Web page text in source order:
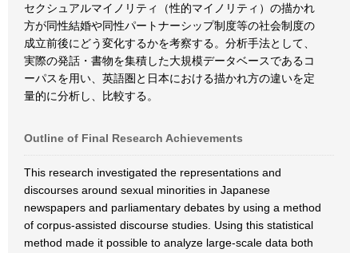
セクシュアルマイノリティ（性的マイノリティ）の描かれ
方が同性結婚や同性パートナーシップ制度等の社会制度の
成立前後にどう変化するかを考察する。分析手法として、
実際の発話・書物を集積した大規模データベースであるコ
ーパスを用い、英語圏と日本における描かれ方の違いを定
量的に分析し、比較する。
Outline of Final Research Achievements
This research investigated the representations and
discourses around sexual minorities in Japanese
newspapers and parliamentary debates by using a method
of corpus-assisted discourse studies. Using this statistical
method made it possible to analyze large-scale data both